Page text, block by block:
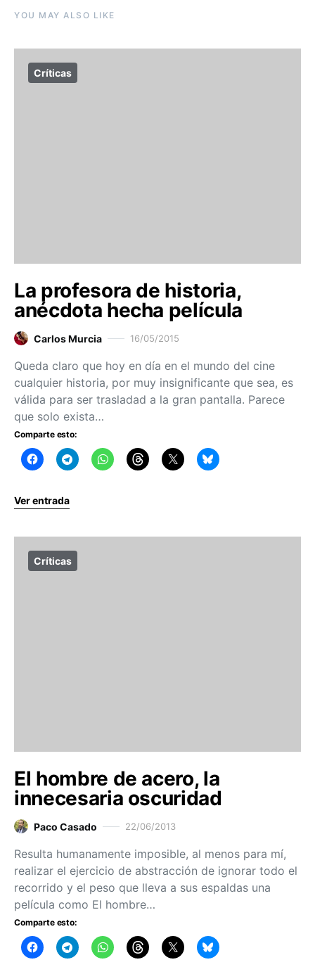
YOU MAY ALSO LIKE
Críticas
La profesora de historia,
anécdota hecha película
Carlos Murcia 16/05/2015
Queda claro que hoy en día en el mundo del cine
cualquier historia, por muy insignificante que sea, es
válida para ser trasladad a la gran pantalla. Parece
que solo exista…
Comparte esto:
Ver entrada
Críticas
El hombre de acero, la
innecesaria oscuridad
Paco Casado 22/06/2013
Resulta humanamente imposible, al menos para mí,
realizar el ejercicio de abstracción de ignorar todo el
recorrido y el peso que lleva a sus espaldas una
película como El hombre…
Comparte esto: